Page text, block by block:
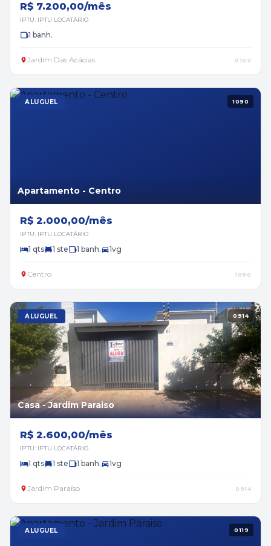
R$ 7.200,00/mês
IPTU: IPTU LOCATÁRIO
1 banh.
Jardim Das Acácias 0102
ALUGUEL 1090
Apartamento - Centro
R$ 2.000,00/mês
IPTU: IPTU LOCATÁRIO
1 qts 1 ste 1 banh. 1vg
Centro 1090
ALUGUEL 0914
Casa - Jardim Paraiso
R$ 2.600,00/mês
IPTU: IPTU LOCATÁRIO
1 qts 1 ste 1 banh. 1vg
Jardim Paraíso 0914
ALUGUEL 0119